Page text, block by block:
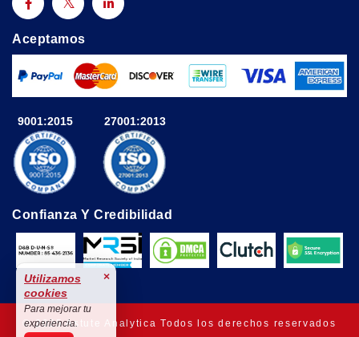
Aceptamos
9001:2015 27001:2013
Confianza Y Credibilidad
© 2025 Astute Analytica Todos los derechos reservados
Utilizamos
cookies
×
Para mejorar tu
experiencia.